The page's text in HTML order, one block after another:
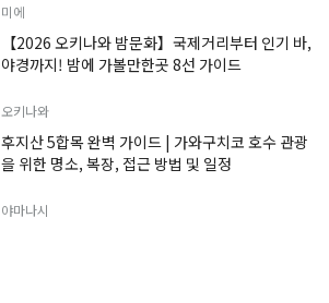
미에
【2026 오키나와 밤문화】국제거리부터 인기 바,
야경까지! 밤에 가볼만한곳 8선 가이드
오키나와
후지산 5합목 완벽 가이드 | 가와구치코 호수 관광
을 위한 명소, 복장, 접근 방법 및 일정
야마나시